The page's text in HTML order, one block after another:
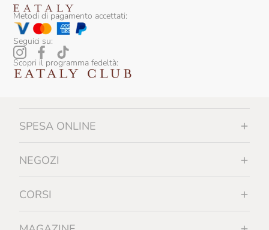
Metodi di pagamento accettati:
Seguici su:
Scopri il programma fedeltà:
SPESA ONLINE
NEGOZI
CORSI